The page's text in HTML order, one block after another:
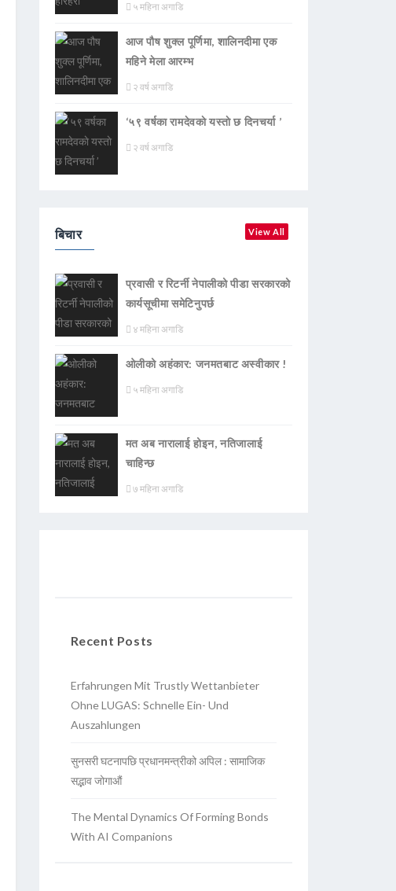
५ महिना अगाडि
आज पौष शुक्ल पूर्णिमा, शालिनदीमा एक
महिने मेला आरम्भ
२ वर्ष अगाडि
‘५९ वर्षका रामदेवकाे यस्ताे छ दिनचर्या ’
२ वर्ष अगाडि
बिचार View All
प्रवासी र रिटर्नी नेपालीको पीडा सरकारको
कार्यसूचीमा समेटिनुपर्छ
४ महिना अगाडि
ओलीको अहंकार: जनमतबाट अस्वीकार !
५ महिना अगाडि
मत अब नारालाई होइन, नतिजालाई
चाहिन्छ
७ महिना अगाडि
Recent Posts
Erfahrungen Mit Trustly Wettanbieter
Ohne LUGAS: Schnelle Ein- Und
Auszahlungen
सुनसरी घटनापछि प्रधानमन्त्रीको अपिल : सामाजिक
सद्भाव जोगाऔं
The Mental Dynamics Of Forming Bonds
With AI Companions